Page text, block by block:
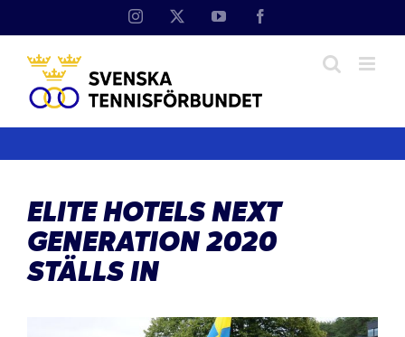
Instagram YouTube
ELITE HOTELS NEXT
GENERATION 2020
STÄLLS IN